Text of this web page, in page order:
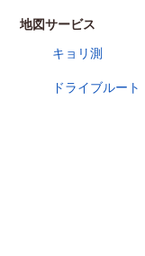
地図サービス
キョリ測
ドライブルート